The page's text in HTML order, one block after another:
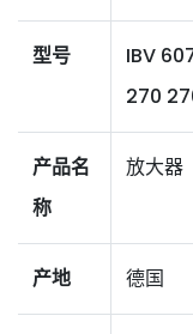
型号
IBV
270
产品名
称
放大器
产地 德国